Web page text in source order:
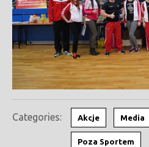
Categories: Akcje Media
Poza Sportem